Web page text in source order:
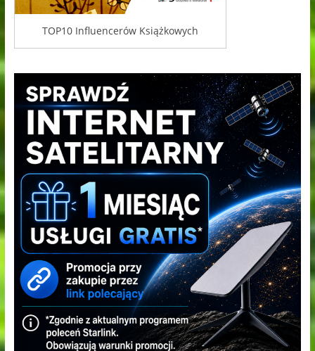
TOP10 Influencerów Książkowych